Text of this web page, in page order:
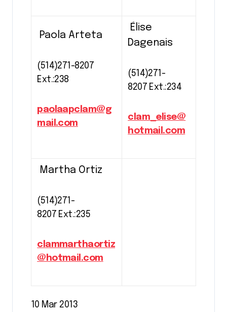
Paola Arteta
(514)271-8207
Ext.:238
paolaapclam@g
mail.com
Élise
Dagenais
(514)271-
8207 Ext.:234
clam_elise@
hotmail.com
Martha Ortiz
(514)271-
8207 Ext.:235
clammarthaortiz
@hotmail.com
10 Mar 2013